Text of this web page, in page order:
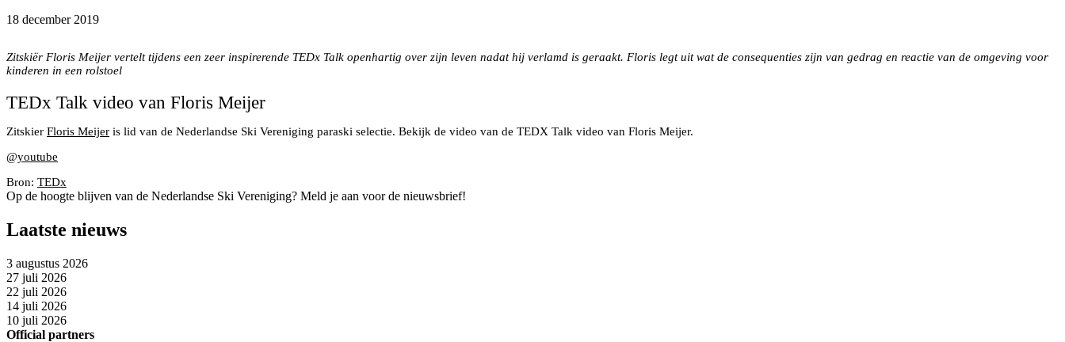
18 december 2019
Zitskiër Floris Meijer vertelt tijdens een zeer inspirerende TEDx Talk openhartig over zijn leven nadat hij verlamd is geraakt. Floris legt uit wat de consequenties zijn van gedrag en reactie van de omgeving voor
kinderen in een rolstoel
TEDx Talk video van Floris Meijer
Zitskier Floris Meijer is lid van de Nederlandse Ski Vereniging paraski selectie. Bekijk de video van de TEDX Talk video van Floris Meijer.
@youtube
Bron: TEDx
Op de hoogte blijven van de Nederlandse Ski Vereniging? Meld je aan voor de nieuwsbrief!
Laatste nieuws
3 augustus 2026
27 juli 2026
22 juli 2026
14 juli 2026
10 juli 2026
Official partners